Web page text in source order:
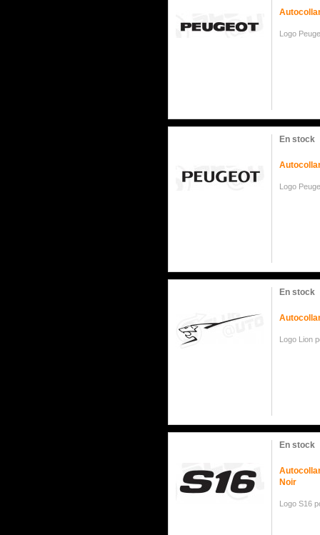
Logo
En stock
Logo
En stock
Logo Lion
En stock
Noir
Logo S16